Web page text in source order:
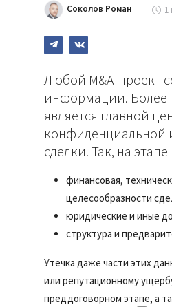
Статьи
База знаний
Подписка
Соколов Роман 1
Любой M&A-проект
информации. Более
является главной
конфиденциальной
сделки. Так, на
финансовая,
целесообразности
юридические и иные
структура и
Утечка даже части этих
или репутационному
преддоговорном этапе, а